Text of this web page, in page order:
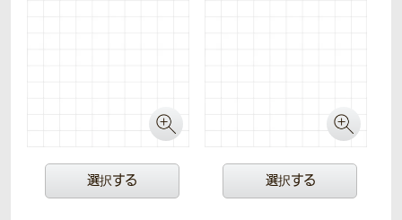
選択する 選択する